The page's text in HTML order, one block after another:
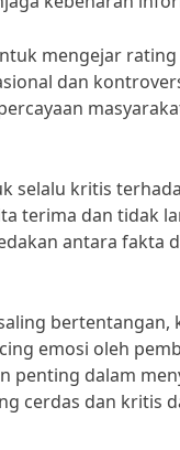
mengejar
dan
selalu kritis
terima dan tidak
antara fakta
bertentangan,
emosi oleh
penting dalam
cerdas dan kritis